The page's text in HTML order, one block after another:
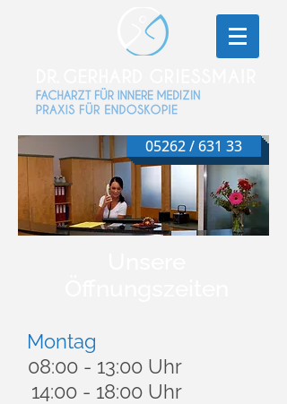
05262 / 631 33
Montag
08:00 - 13:00 Uhr
14:00 - 18:00 Uhr